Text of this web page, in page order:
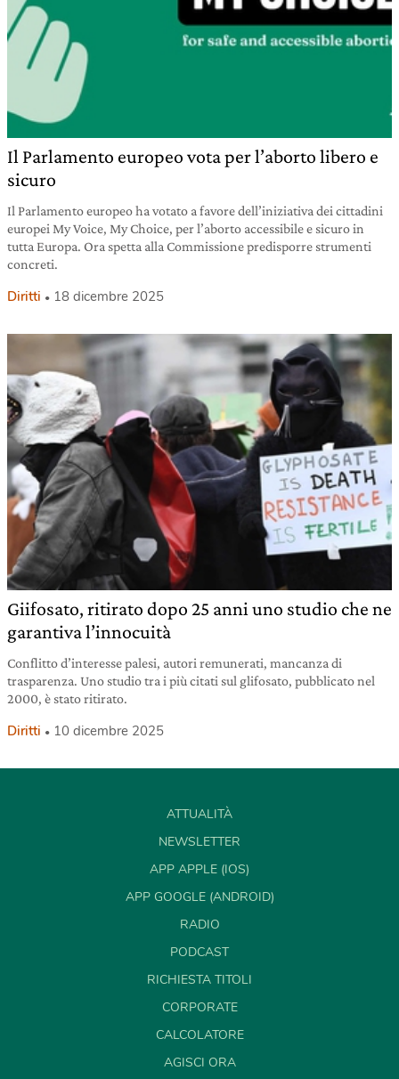
Il Parlamento europeo vota per l’aborto libero e
sicuro
Il Parlamento europeo ha votato a favore dell’iniziativa dei cittadini
europei My Voice, My Choice, per l’aborto accessibile e sicuro in
tutta Europa. Ora spetta alla Commissione predisporre strumenti
concreti.
Diritti 18 dicembre 2025
Giifosato, ritirato dopo 25 anni uno studio che ne
garantiva l’innocuità
Conflitto d’interesse palesi, autori remunerati, mancanza di
trasparenza. Uno studio tra i più citati sul glifosato, pubblicato nel
2000, è stato ritirato.
Diritti 10 dicembre 2025
ATTUALITÀ
NEWSLETTER
APP APPLE (IOS)
APP GOOGLE (ANDROID)
RADIO
PODCAST
RICHIESTA TITOLI
CORPORATE
CALCOLATORE
AGISCI ORA